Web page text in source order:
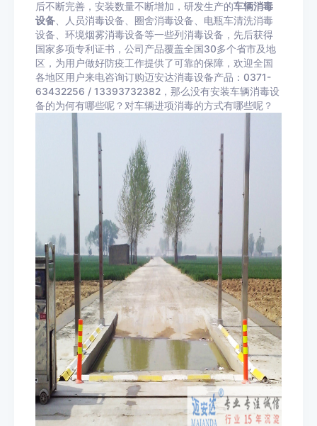
后不断完善，安装数量不断增加，研发生产的车辆消毒
设备 、人员消毒设备、圈舍消毒设备、电瓶车清洗消毒
设备、环境烟雾消毒设备等一些列消毒设备，先后获得
国家多项专利证书，公司产品覆盖全国30多个省市及地
区，为用户做好防疫工作提供了可靠的保障，欢迎全国
各地区用户来电咨询订购迈安达消毒设备产品：0371-
63432256 / 13393732382，那么没有安装车辆消毒设
备的为何有哪些呢？对车辆进项消毒的方式有哪些呢？